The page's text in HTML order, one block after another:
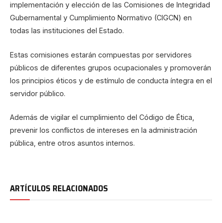
implementación y elección de las Comisiones de Integridad
Gubernamental y Cumplimiento Normativo (CIGCN) en
todas las instituciones del Estado.
Estas comisiones estarán compuestas por servidores
públicos de diferentes grupos ocupacionales y promoverán
los principios éticos y de estímulo de conducta íntegra en el
servidor público.
Además de vigilar el cumplimiento del Código de Ética,
prevenir los conflictos de intereses en la administración
pública, entre otros asuntos internos.
ARTÍCULOS RELACIONADOS